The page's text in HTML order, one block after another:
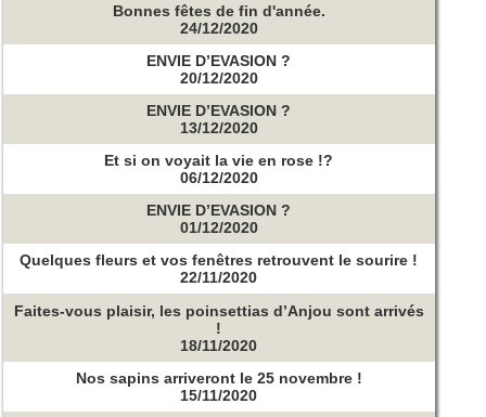
Bonnes fêtes de fin d'année.
24/12/2020
ENVIE D’EVASION ?
20/12/2020
ENVIE D’EVASION ?
13/12/2020
Et si on voyait la vie en rose !?
06/12/2020
ENVIE D’EVASION ?
01/12/2020
Quelques fleurs et vos fenêtres retrouvent le sourire !
22/11/2020
Faites-vous plaisir, les poinsettias d’Anjou sont arrivés
!
18/11/2020
Nos sapins arriveront le 25 novembre !
15/11/2020